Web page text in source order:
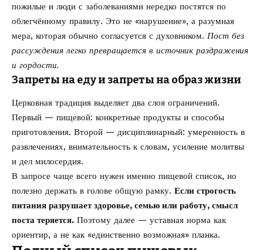
пожилые и люди с заболеваниями нередко постятся по
облегчённому правилу. Это не «нарушение», а разумная
мера, которая обычно согласуется с духовником. Пост без
рассуждения легко превращается в источник раздражения
и гордости.
Запреты на еду и запреты на образ жизни
Церковная традиция выделяет два слоя ограничений.
Первый — пищевой: конкретные продукты и способы
приготовления. Второй — дисциплинарный: умеренность в
развлечениях, внимательность к словам, усиление молитвы
и дел милосердия.
В запросе чаще всего нужен именно пищевой список, но
полезно держать в голове общую рамку. Если строгость
питания разрушает здоровье, семью или работу, смысл
поста теряется. Поэтому далее — уставная норма как
ориентир, а не как «единственно возможная» планка.